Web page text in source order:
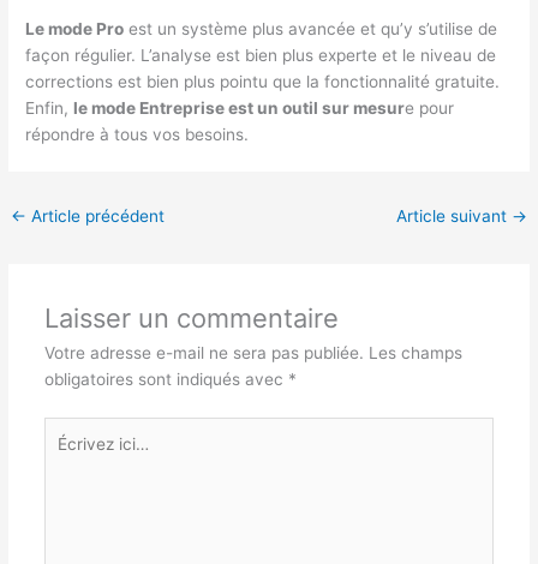
Le mode Pro est un système plus avancée et qu’y s’utilise de
façon régulier. L’analyse est bien plus experte et le niveau de
corrections est bien plus pointu que la fonctionnalité gratuite.
Enfin, le mode Entreprise est un outil sur mesure pour
répondre à tous vos besoins.
← Article précédent Article suivant →
Laisser un commentaire
Votre adresse e-mail ne sera pas publiée. Les champs
obligatoires sont indiqués avec *
Écrivez
ici…